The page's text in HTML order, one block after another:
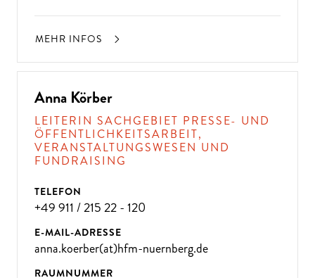
MEHR INFOS
Anna Körber
LEITERIN SACHGEBIET PRESSE- UND
ÖFFENTLICHKEITSARBEIT,
VERANSTALTUNGSWESEN UND
FUNDRAISING
TELEFON
+49 911 / 215 22 - 120
E-MAIL-ADRESSE
anna.koerber(at)hfm-nuernberg.de
RAUMNUMMER